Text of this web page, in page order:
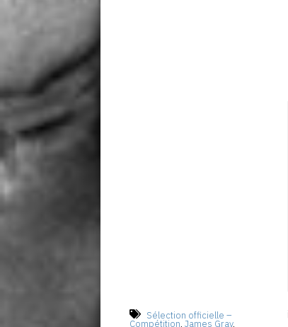
Sélection officielle –
Compétition,James Gray,